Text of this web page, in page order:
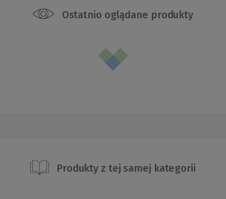
Ostatnio oglądane produkty
Produkty z tej samej kategorii